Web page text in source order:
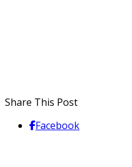
Share This Post
Facebook